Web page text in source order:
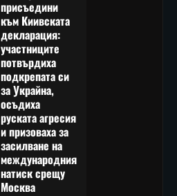
присъедини
към Киивската
декларация:
участниците
потвърдиха
подкрепата си
за Украйна,
осъдиха
руската агресия
и призоваха за
засилване на
международния
натиск срещу
Москва